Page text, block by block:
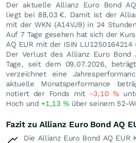
Der aktuelle Allianz Euro Bond
liegt bei 88,03 €. Damit ist der
mit der WKN (A14VJ9) in 24
Auf 7 Tage gesehen hat sich der
AQ EUR mit der ISIN LU1250164214
Der Verlust des Allianz Euro Bond
Tage, seit dem 09.07.2026, beträgt
verzeichnet eine
aktuelle Monatsperformance
notiert der Fonds mit -3,10 %
Hoch und +1,13 %über seinem 52-
Fazit zu Allianz Euro Bond AQ
Die Allianz Euro Bond AQ EUR